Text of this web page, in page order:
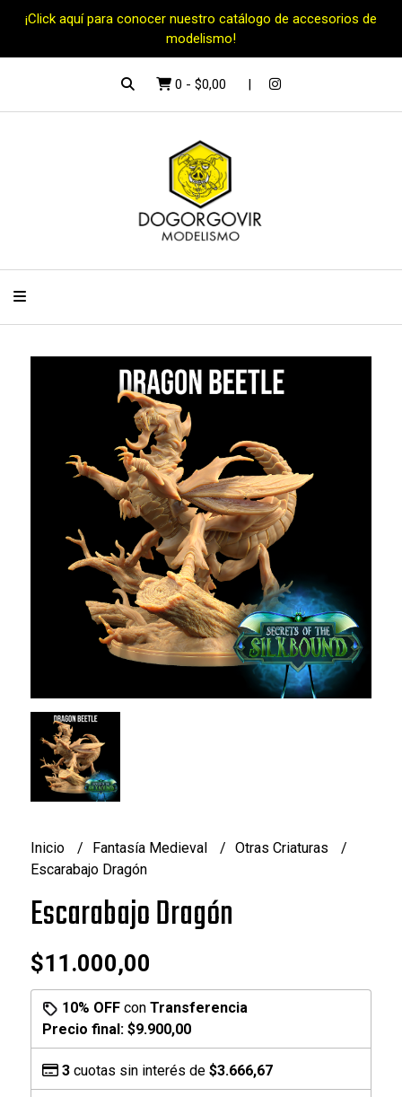
¡Click aquí para conocer nuestro catálogo de accesorios de
modelismo!
0 - $0,00
Inicio Fantasía Medieval
Otras Criaturas
Escarabajo Dragón
Escarabajo Dragón
$11.000,00
10% OFFcon Transferencia
Precio final: $9.900,00
3cuotas sin interés de $3.666,67